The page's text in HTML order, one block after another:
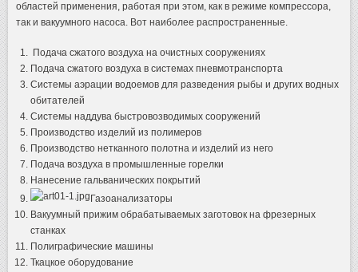
областей применения, работая при этом, как в режиме компрессора,
так и вакуумного насоса. Вот наиболее распространенные.
Подача сжатого воздуха на очистных сооружениях
Подача сжатого воздуха в системах пневмотранспорта
Системы аэрации водоемов для разведения рыбы и других водных
обитателей
Системы наддува быстровозводимых сооружений
Производство изделий из полимеров
Производство нетканного полотна и изделий из него
Подача воздуха в промышленные горелки
Нанесение гальванических покрытий
Газоанализаторы
Вакуумный прижим обрабатываемых заготовок на фрезерных
станках
Полиграфические машины
Ткацкое оборудование